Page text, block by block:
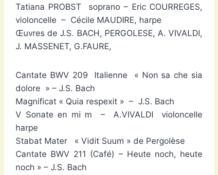
Tatiana PROBST soprano – Eric COURREGES,
violoncelle – Cécile MAUDIRE, harpe
Œuvres de J.S. BACH, PERGOLESE, A. VIVALDI,
J. MASSENET, G.FAURE,
Cantate BWV 209 Italienne « Non sa che sia
dolore » – J.S. Bach
Magnificat « Quia respexit » – J.S. Bach
V Sonate en mi m – A.VIVALDI violoncelle
harpe
Stabat Mater « Vidit Suum » de Pergolèse
Cantate BWV 211 (Café) – Heute noch, heute
noch » – J.S. Bach